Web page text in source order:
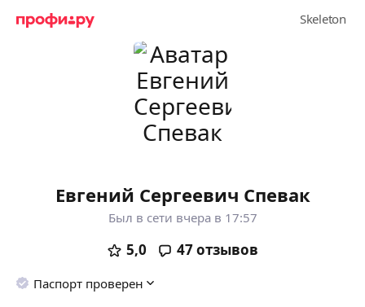
Евгений Сергеевич Спевак
Был в сети вчера в 17:57
5,0 47отзывов
Паспорт проверен